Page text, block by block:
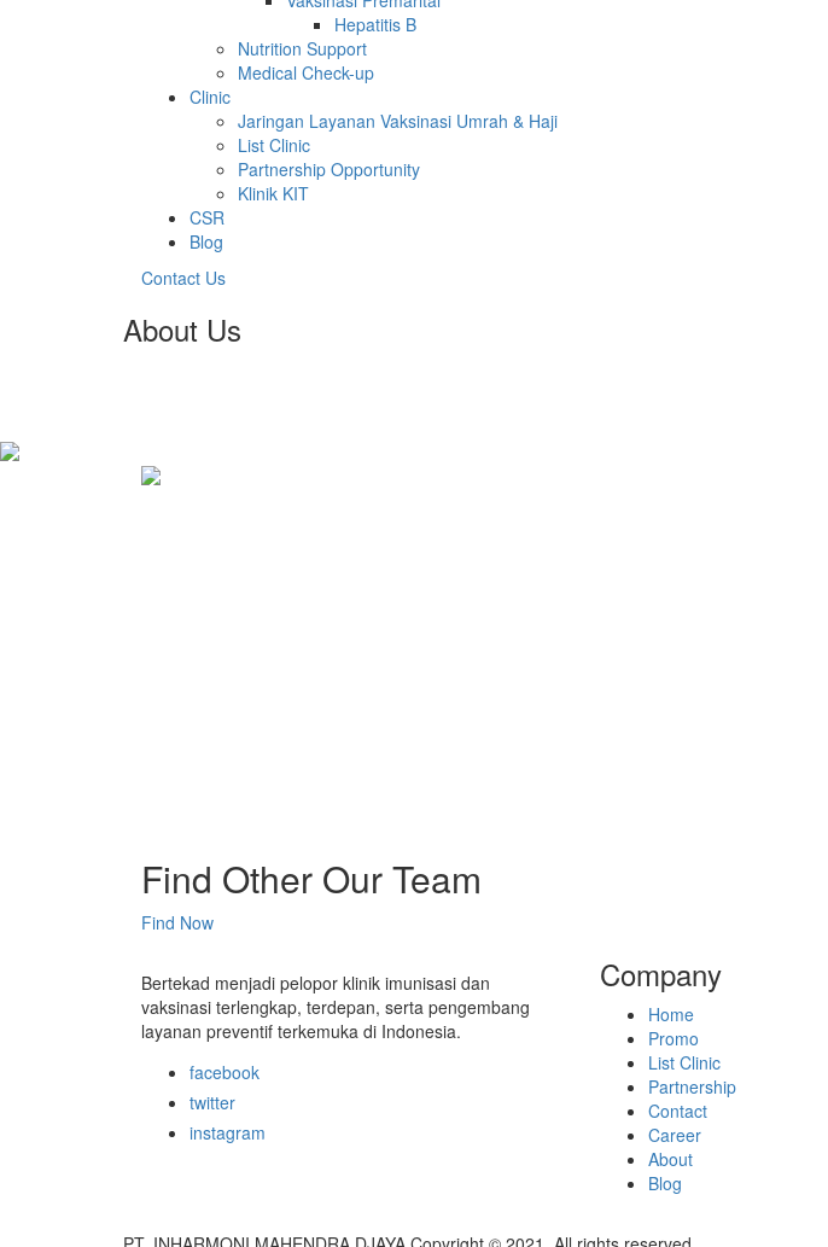
Hepatitis B
Nutrition Support
Medical Check-up
Clinic
Jaringan Layanan Vaksinasi Umrah & Haji
List Clinic
Partnership Opportunity
Klinik KIT
CSR
Blog
Contact Us
About Us
Find Other Our Team
Find Now
Bertekad menjadi pelopor klinik imunisasi dan
vaksinasi terlengkap, terdepan, serta pengembang
layanan preventif terkemuka di Indonesia.
facebook
twitter
instagram
Company
Home
Promo
List Clinic
Partnership
Contact
Career
About
Blog